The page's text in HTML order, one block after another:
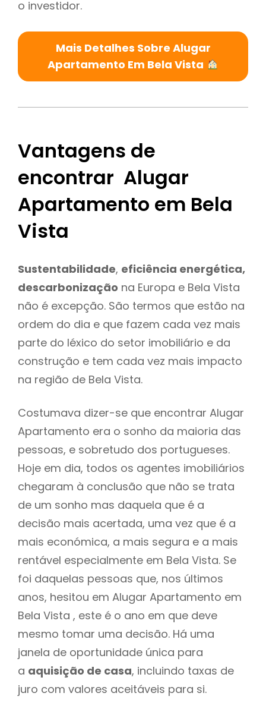
o investidor.
Mais Detalhes Sobre Alugar
Apartamento Em Bela Vista
Vantagens de
encontrar Alugar
Apartamento em Bela
Vista
Sustentabilidade, eficiência energética,
descarbonização na Europa e Bela Vista
não é excepção. São termos que estão na
ordem do dia e que fazem cada vez mais
parte do léxico do setor imobiliário e da
construção e tem cada vez mais impacto
na região de Bela Vista.
Costumava dizer-se que encontrar Alugar
Apartamento era o sonho da maioria das
pessoas, e sobretudo dos portugueses.
Hoje em dia, todos os agentes imobiliários
chegaram à conclusão que não se trata
de um sonho mas daquela que é a
decisão mais acertada, uma vez que é a
mais económica, a mais segura e a mais
rentável especialmente em Bela Vista. Se
foi daquelas pessoas que, nos últimos
anos, hesitou em Alugar Apartamento em
Bela Vista , este é o ano em que deve
mesmo tomar uma decisão. Há uma
janela de oportunidade única para
a aquisição de casa, incluindo taxas de
juro com valores aceitáveis para si.